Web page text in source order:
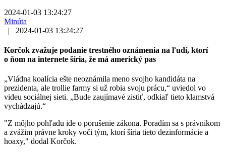
2024-01-03 13:24:27
Minúta
|
2024-01-03 13:24:27
Korčok zvažuje podanie trestného oznámenia na ľudí, ktorí
o ňom na internete šíria, že má americký pas
„Vládna koalícia ešte neoznámila meno svojho kandidáta na
prezidenta, ale trollie farmy si už robia svoju prácu,“ uviedol vo
videu sociálnej sieti. „Bude zaujímavé zistiť, odkiaľ tieto klamstvá
vychádzajú.“
"Z môjho pohľadu ide o porušenie zákona. Poradím sa s právnikom
a zvážim právne kroky voči tým, ktorí šíria tieto dezinformácie a
hoaxy," dodal Korčok.